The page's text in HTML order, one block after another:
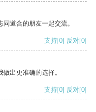
道合的朋友一起交流。
支持[0] 反对[0]
出更准确的选择。
支持[0] 反对[0]